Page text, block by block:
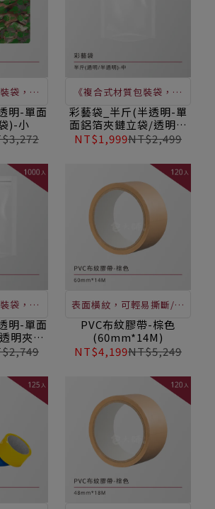
袋，亦
佳》常
裝。搭
以重複
潮功能
明-單面
)-小
《複合式材質包裝袋，亦
稱積層袋，包密性佳》常
應用於零售食品包裝。搭
配夾鏈式設計，可以重複
使用，具有基本防潮功能
彩藝袋_半斤(半透明-單
面鋁箔夾鏈立袋/透明夾
鏈立袋)-中
NT$1,999NT$2,499
袋，亦
佳》常
裝。搭
以重複
潮功能
明-單面
明夾鏈
表面橫紋，可輕易撕斷/抗
拉耐磨/不易斷裂/黏性佳/
不殘膠/表面油性筆書寫或
標註
PVC布紋膠帶-棕色
(60mm*14M)
NT$4,199NT$5,249